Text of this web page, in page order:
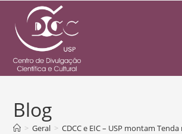
Blog
> Geral > CDCC e EIC – USP montam